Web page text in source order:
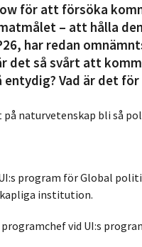
för att försöka
– att hålla
har redan
det så svårt att
Vad är det
naturvetenskap bli så
program för Global
institution.
vid UI:s